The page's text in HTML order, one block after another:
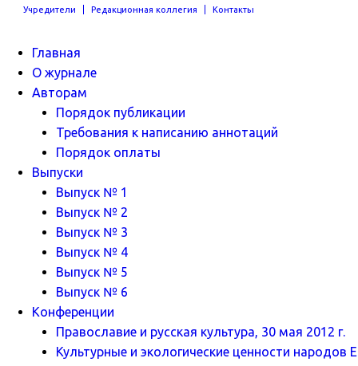
Учредители Редакционная коллегия Контакты
Главная
О журнале
Авторам
Порядок публикации
Требования к написанию аннотаций
Порядок оплаты
Выпуски
Выпуск № 1
Выпуск № 2
Выпуск № 3
Выпуск № 4
Выпуск № 5
Выпуск № 6
Конференции
Православие и русская культура, 30 мая 2012 г.
Культурные и экологические ценности народов